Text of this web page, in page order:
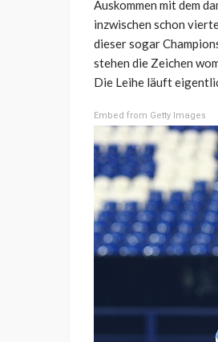
Auskommen mit dem
inzwischen schon
dieser sogar
stehen die Zeichen
Die Leihe läuft
Embed from Getty Images